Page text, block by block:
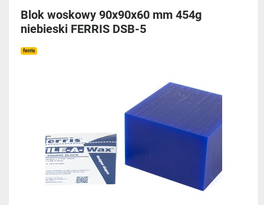
Blok woskowy 90x90x60 mm 454g
niebieski FERRIS DSB-5
ferris